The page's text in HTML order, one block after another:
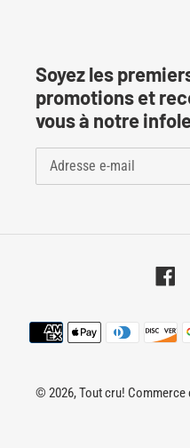
Soyez les
promotions et
vous à notre
© 2026,Tout cru! Commerce